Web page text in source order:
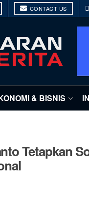
CONTACT US
& BISNIS
Tetapkan